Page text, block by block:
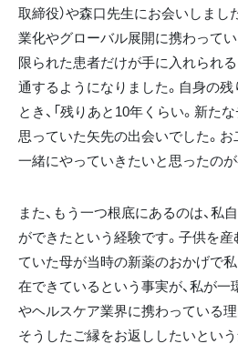
取締役）や森口先生にお会いしまし
業化やグローバル展開に携わって
限られた患者だけが手に入れられ
通するようになりました。自身の
とき、「残りあと10年くらい。新た
思っていた矢先の出会いでした。お
一緒にやっていきたいと思ったの
また、もう一つ根底にあるのは、私
ができたという経験です。子供を
ていた母が当時の新薬のおかげで
在できているという事実が、私が
やヘルスケア業界に携わっている
そうしたご縁をお返ししたいとい